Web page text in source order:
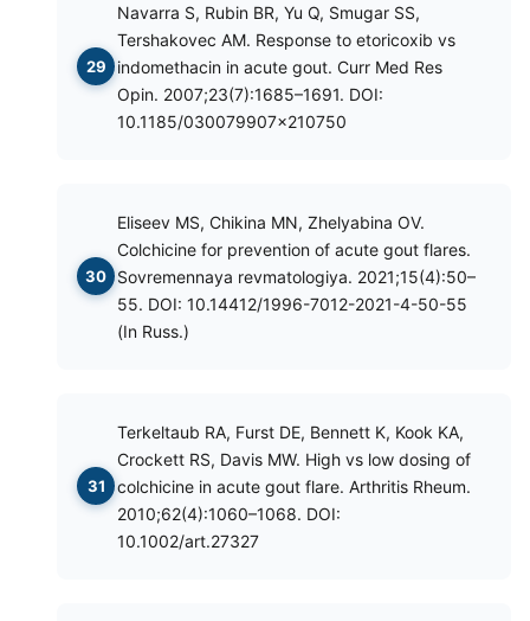
Navarra S, Rubin BR, Yu Q, Smugar SS,
Tershakovec AM. Response to etoricoxib vs
indomethacin in acute gout. Curr Med Res
Opin. 2007;23(7):1685–1691. DOI:
10.1185/030079907x210750
Eliseev MS, Chikina MN, Zhelyabina OV.
Colchicine for prevention of acute gout flares.
Sovremennaya revmatologiya. 2021;15(4):50–
55. DOI: 10.14412/1996-7012-2021-4-50-55
(In Russ.)
Terkeltaub RA, Furst DE, Bennett K, Kook KA,
Crockett RS, Davis MW. High vs low dosing of
colchicine in acute gout flare. Arthritis Rheum.
2010;62(4):1060–1068. DOI:
10.1002/art.27327